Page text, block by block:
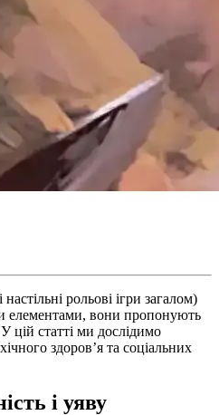
рольові ігри загалом)
елементами, вони пропонують
цій статті ми дослідимо
здоров’я та соціальних
і уяву